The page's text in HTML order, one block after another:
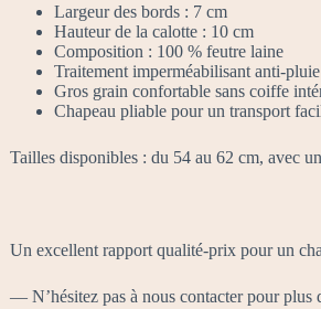
Largeur des bords : 7 cm
Hauteur de la calotte : 10 cm
Composition : 100 % feutre laine
Traitement imperméabilisant anti-pluie
Gros grain confortable sans coiffe
Chapeau pliable pour un transport
Tailles disponibles : du 54 au 62 cm, avec
Un excellent rapport qualité-prix pour un
— N’hésitez pas à nous contacter pour